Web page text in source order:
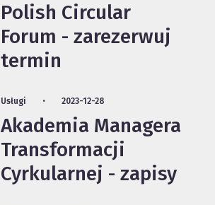
Polish Circular
Forum - zarezerwuj
termin
Usługi 2023-12-28
Akademia Managera
Transformacji
Cyrkularnej - zapisy